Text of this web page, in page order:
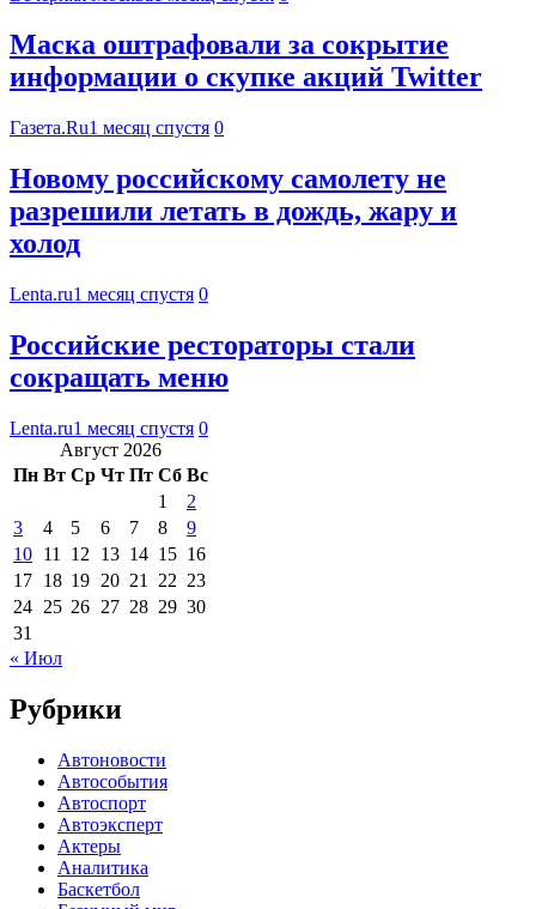
Маска оштрафовали за сокрытие
информации о скупке акций Twitter
Газета.Ru1 месяц спустя 0
Новому российскому самолету не
разрешили летать в дождь, жару и
холод
Lenta.ru1 месяц спустя 0
Российские рестораторы стали
сокращать меню
Lenta.ru1 месяц спустя 0
Август 2026
Пн Вт Ср Чт Пт Сб Вс
1
2
3
4 5 6 7 8
9
10 11 12 13 14 15 16
17 18 19 20 21 22 23
24 25 26 27 28 29 30
31
« Июл
Рубрики
Автоновости
Автособытия
Автоспорт
Автоэксперт
Актеры
Аналитика
Баскетбол